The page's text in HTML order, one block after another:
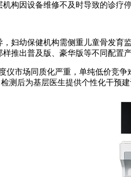
构因设备维修不及时导致的诊疗
妇幼保健机构需侧重儿童骨发
推出普及版、豪华版等不同配置
仪市场同质化严重，单纯低价竞
测后为基层医生提供个性化干预